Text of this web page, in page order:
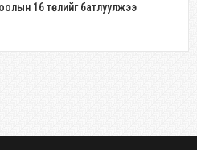
16 төслийг батлуулжээ